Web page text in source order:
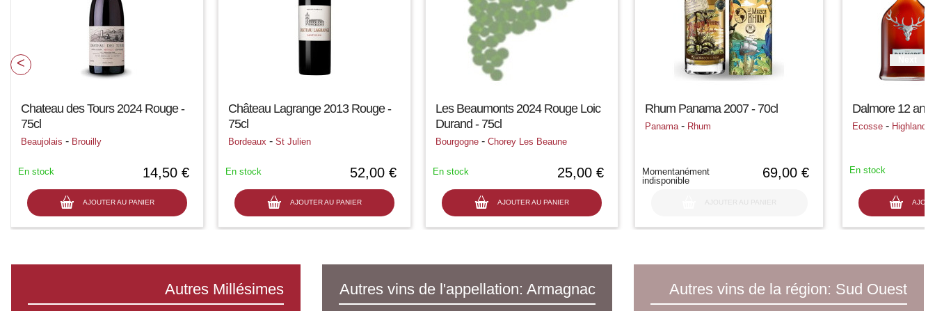
Chateau des Tours 2024 Rouge -
75cl
Beaujolais - Brouilly
14,50 €
AJOUTER AU PANIER
En stock
Château Lagrange 2013 Rouge -
75cl
Bordeaux - St Julien
52,00 €
AJOUTER AU PANIER
En stock
Les Beaumonts 2024 Rouge Loic
Durand - 75cl
Bourgogne - Chorey Les Beaune
25,00 €
AJOUTER AU PANIER
En stock
Rhum Panama 2007 - 70cl
Panama - Rhum
69,00 €
AJOUTER AU PANIER
Momentanément
indisponible
Dalmore 12 ans
Ecosse - Highland
En stock
Autres Millésimes Autres vins de l'appellation: Armagnac Autres vins de la région: Sud Ouest